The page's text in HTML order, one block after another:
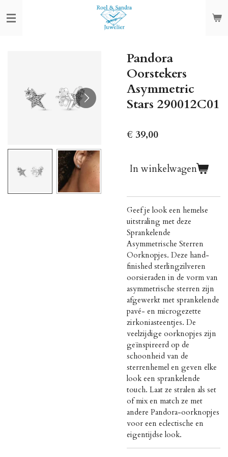
direct
Pandora
Oorstekers
Asymmetric
Stars 290012C01
€ 39,00
In winkelwagen
Geef je look een hemelse
uitstraling met deze
Sprankelende
Asymmetrische Sterren
Oorknopjes. Deze hand-
finished sterlingzilveren
oorsieraden in de vorm van
asymmetrische sterren zijn
afgewerkt met sprankelende
pavé- en microgezette
zirkoniasteentjes. De
veelzijdige oorknopjes zijn
geïnspireerd op de
schoonheid van de
sterrenhemel en geven elke
look een sprankelende
touch. Laat ze stralen als set
of mix en match ze met
andere Pandora-oorknopjes
voor een eclectische en
eigentijdse look.